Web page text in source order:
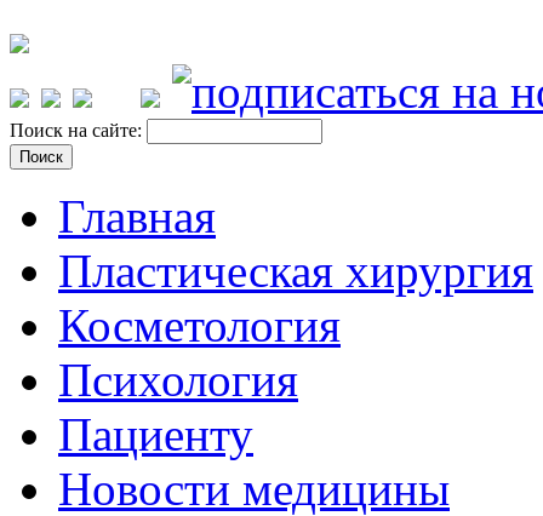
Поиск на сайте:
Главная
Пластическая хирургия
Косметология
Психология
Пациенту
Новости медицины